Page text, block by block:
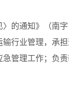
的通知》（南字
行业管理，承
管理工作；负